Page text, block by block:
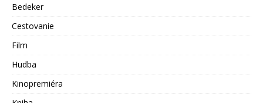
Bedeker
Cestovanie
Film
Hudba
Kinopremiéra